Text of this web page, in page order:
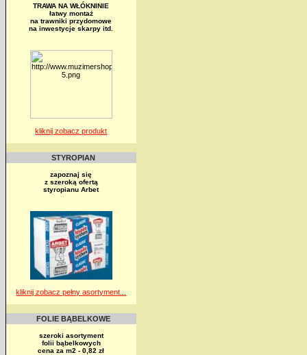
TRAWA NA WŁÓKNINIE
łatwy montaż
na trawniki przydomowe
na inwestycje skarpy itd.
kliknij zobacz produkt
STYROPIAN
zapoznaj się
z szeroką ofertą
styropianu Arbet
kliknij zobacz pełny asortyment...
FOLIE BĄBELKOWE
szeroki asortyment
folii bąbelkowych
cena za m2 - 0,82 zł